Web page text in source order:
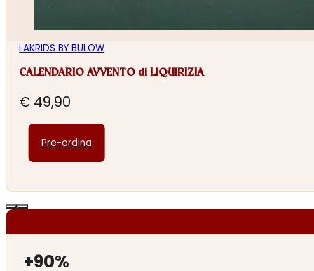
LAKRIDS BY BULOW
CALENDARIO AVVENTO di LIQUIRIZIA
€ 49,90
Pre-ordina
+90%